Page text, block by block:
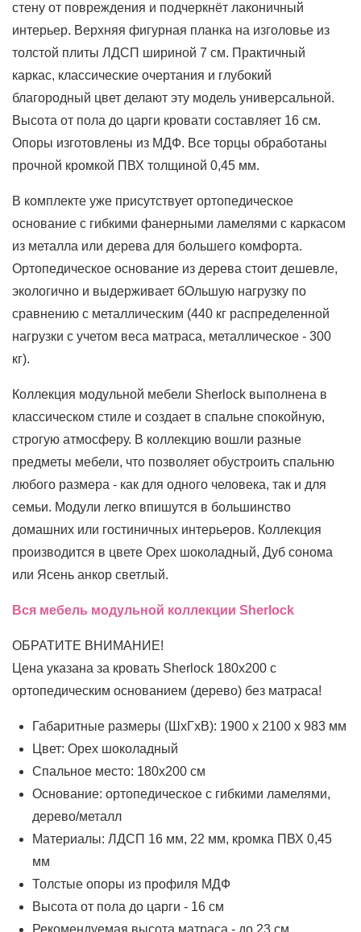
стену от повреждения и подчеркнёт лаконичный
интерьер. Верхняя фигурная планка на изголовье из
толстой плиты ЛДСП шириной 7 см. Практичный
каркас, классические очертания и глубокий
благородный цвет делают эту модель универсальной.
Высота от пола до царги кровати составляет 16 см.
Опоры изготовлены из МДФ. Все торцы обработаны
прочной кромкой ПВХ толщиной 0,45 мм.
В комплекте уже присутствует ортопедическое
основание с гибкими фанерными ламелями с каркасом
из металла или дерева для большего комфорта.
Ортопедическое основание из дерева стоит дешевле,
экологично и выдерживает бОльшую нагрузку по
сравнению с металлическим (440 кг распределенной
нагрузки с учетом веса матраса, металлическое - 300
кг).
Коллекция модульной мебели Sherlock выполнена в
классическом стиле и создает в спальне спокойную,
строгую атмосферу. В коллекцию вошли разные
предметы мебели, что позволяет обустроить спальню
любого размера - как для одного человека, так и для
семьи. Модули легко впишутся в большинство
домашних или гостиничных интерьеров. Коллекция
производится в цвете Орех шоколадный, Дуб сонома
или Ясень анкор светлый.
Вся мебель модульной коллекции Sherlock
ОБРАТИТЕ ВНИМАНИЕ!
Цена указана за кровать Sherlock 180х200 с
ортопедическим основанием (дерево) без матраса!
Габаритные размеры (ШхГхВ): 1900 х 2100 х 983 мм
Цвет: Орех шоколадный
Спальное место: 180х200 см
Основание: ортопедическое с гибкими ламелями,
дерево/металл
Материалы: ЛДСП 16 мм, 22 мм, кромка ПВХ 0,45
мм
Толстые опоры из профиля МДФ
Высота от пола до царги - 16 см
Рекомендуемая высота матраса - до 23 см.